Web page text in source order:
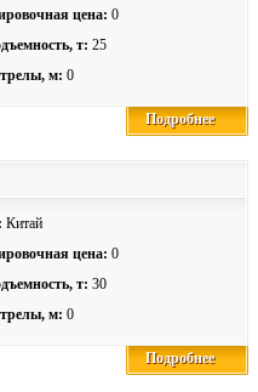
цена: 0
т: 25
м: 0
Подробнее
Подробнее
Китай
цена: 0
т: 30
м: 0
Подробнее
Подробнее